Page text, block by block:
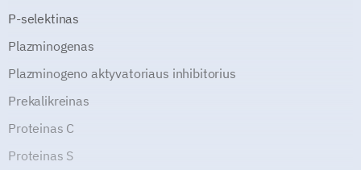
P-selektinas
Plazminogenas
Plazminogeno aktyvatoriaus inhibitorius
Prekalikreinas
Proteinas C
Proteinas S